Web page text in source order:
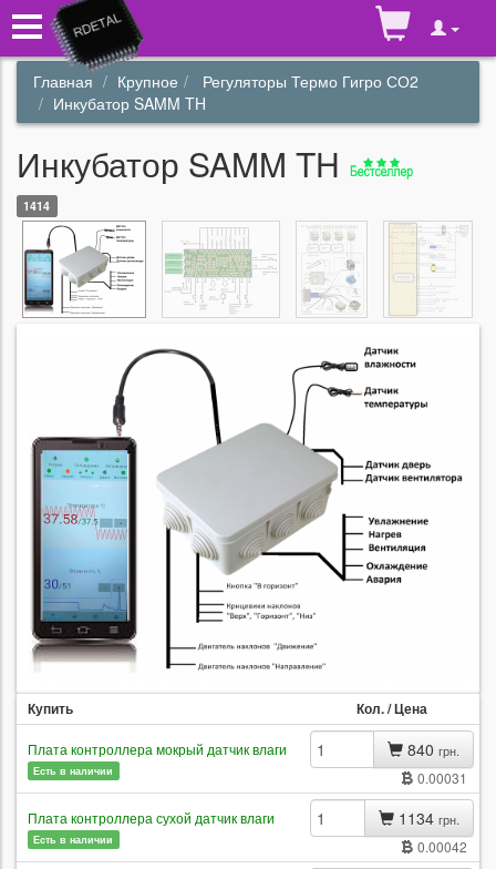
Главная Крупное
Регуляторы Термо Гигро СО2
Инкубатор SAMM TH
Инкубатор SAMM TH
1414
Купить Кол. / Цена
Плата контроллера мокрый датчик влаги
Есть в наличии
840 грн.
0.00031
Плата контроллера сухой датчик влаги
Есть в наличии
1134 грн.
0.00042